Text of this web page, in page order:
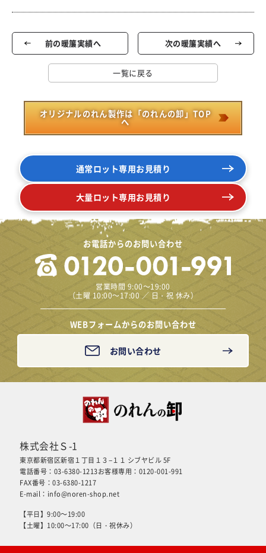
前の暖簾実績へ 次の暖簾実績へ
一覧に戻る
オリジナルのれん製作は「のれんの卸」TOP
へ
通常ロット専用お見積り
大量ロット専用お見積り
お電話からのお問い合わせ
営業時間 9:00～19:00
（土曜 10:00～17:00 ／ 日・祝 休み）
WEBフォームからのお問い合わせ
お問い合わせ
株式会社Ｓ-1
東京都新宿区新宿１丁目１３−１１ シブヤビル 5F
電話番号：03-6380-1213お客様専用：0120-001-991
FAX番号：03-6380-1217
E-mail： info@noren-shop.net
【平日】9:00～19:00
【土曜】10:00～17:00（日・祝休み）